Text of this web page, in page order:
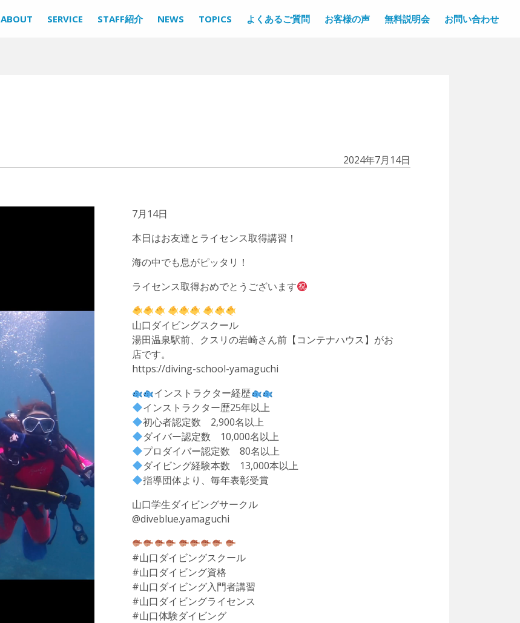
ABOUT SERVICE STAFF紹介 NEWS TOPICS よくあるご質問 お客様の声 無料説明会 お問い合わせ
2024年7月14日
7月14日
本日はお友達とライセンス取得講習！
海の中でも息がピッタリ！
ライセンス取得おめでとうございます
山口ダイビングスクール
湯田温泉駅前、クスリの岩崎さん前【コンテナハウス】がお
店です。
https://diving-school-yamaguchi
インストラクター経歴
インストラクター歴25年以上
初心者認定数 2,900名以上
ダイバー認定数 10,000名以上
プロダイバー認定数 80名以上
ダイビング経験本数 13,000本以上
指導団体より、毎年表彰受賞
山口学生ダイビングサークル
@diveblue.yamaguchi
#山口ダイビングスクール
#山口ダイビング資格
#山口ダイビング入門者講習
#山口ダイビングライセンス
#山口体験ダイビング